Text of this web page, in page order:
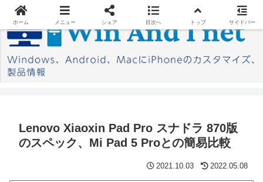
Lenovo Xiaoxin Pad Pro スナドラ 870版
のスペック、Mi Pad 5 Proとの簡易比較
2021.10.03 2022.05.08
ホーム メニュー シェア 目次へ トップ サイドバー